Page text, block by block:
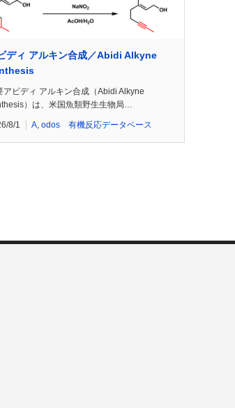
ディ アルキン合成／Abidi Alkyne
アビディ アルキン合成（Abidi Alkyne
）は、米国魚類野生生物局…
8/1 A, odos 有機反応データベース